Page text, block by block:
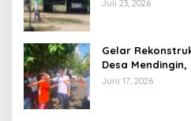
Juli 23, 2026
Gelar
Desa
Juni 17, 2026